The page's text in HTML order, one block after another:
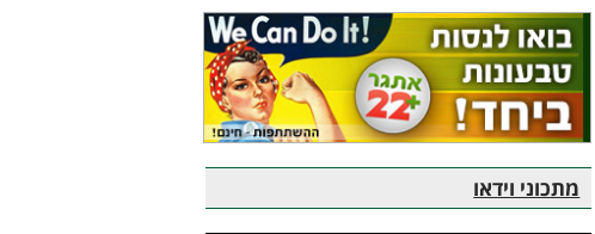
מתכוני וידאו